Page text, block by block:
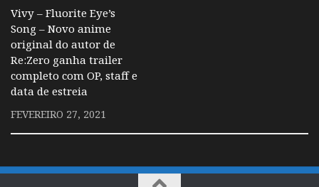
Vivy – Fluorite Eye’s
Song – Novo anime
original do autor de
Re:Zero ganha trailer
completo com OP, staff e
data de estreia
FEVEREIRO 27, 2021